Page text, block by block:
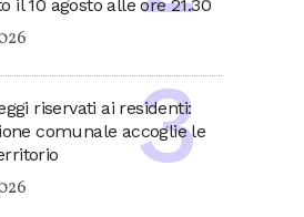
il 10 agosto alle ore 21.30
riservati ai residenti:
comunale accoglie le